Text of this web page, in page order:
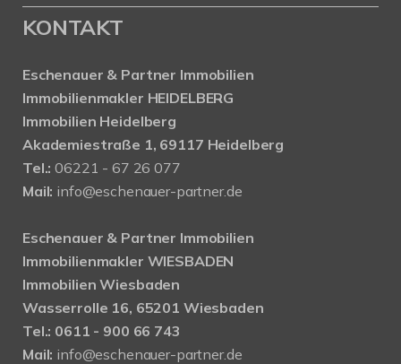
KONTAKT
Eschenauer & Partner Immobilien
Immobilienmakler HEIDELBERG
Immobilien Heidelberg
Akademiestraße 1, 69117 Heidelberg
Tel.:06221 - 67 26 077
Mail: info@eschenauer-partner.de
Eschenauer & Partner Immobilien
Immobilienmakler WIESBADEN
Immobilien Wiesbaden
Wasserrolle 16, 65201 Wiesbaden
Tel.: 0611 - 900 66 743
Mail: info@eschenauer-partner.de